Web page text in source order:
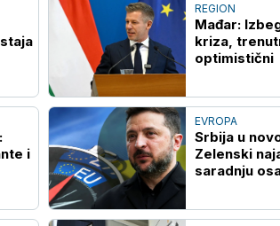
REGION
Mađar:
kriza,
optimistični
i
EVROPA
Srbija u
Zelenski
saradnju